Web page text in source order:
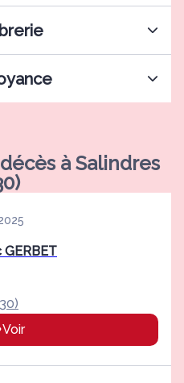
à Salindres
GERBET
Voir